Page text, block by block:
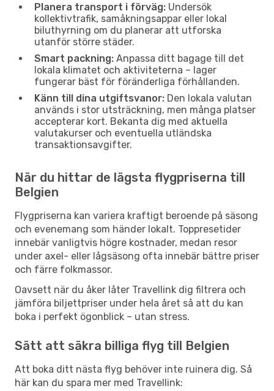
Planera transport i förväg: Undersök
kollektivtrafik, samåkningsappar eller lokal
biluthyrning om du planerar att utforska
utanför större städer.
Smart packning: Anpassa ditt bagage till det
lokala klimatet och aktiviteterna – lager
fungerar bäst för föränderliga förhållanden.
Känn till dina utgiftsvanor: Den lokala valutan
används i stor utsträckning, men många platser
accepterar kort. Bekanta dig med aktuella
valutakurser och eventuella utländska
transaktionsavgifter.
När du hittar de lägsta flygpriserna till
Belgien
Flygpriserna kan variera kraftigt beroende på säsong
och evenemang som händer lokalt. Toppresetider
innebär vanligtvis högre kostnader, medan resor
under axel- eller lågsäsong ofta innebär bättre priser
och färre folkmassor.
Oavsett när du åker låter Travellink dig filtrera och
jämföra biljettpriser under hela året så att du kan
boka i perfekt ögonblick – utan stress.
Sätt att säkra billiga flyg till Belgien
Att boka ditt nästa flyg behöver inte ruinera dig. Så
här kan du spara mer med Travellink: